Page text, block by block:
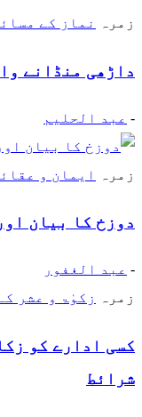
زمرہ نماز کے
داڑھی منڈانے
- عبد الحلیم
زمرہ ایمان و
دوزخ کا بیان
- عبد الغفور
زمرہ
زکوٰۃ و عشر
کسی ادارے کو
شرائط